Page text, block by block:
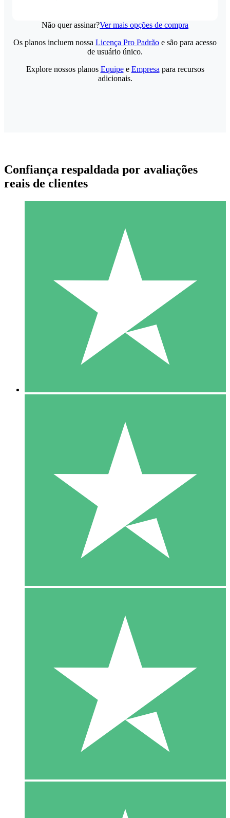
Não quer assinar?Ver mais opções de compra
Pacotes de Créditos Individuais
Pague conforme o uso com créditos de download. Sem
1000
10 Downloads
20 00
Os planos incluem nossa Licença Pro Padrão e são para acesso
de usuário único.
Explore nossos planos Equipee Empresa para recursos
adicionais.
Confiança respaldada por avaliações
reais de clientes